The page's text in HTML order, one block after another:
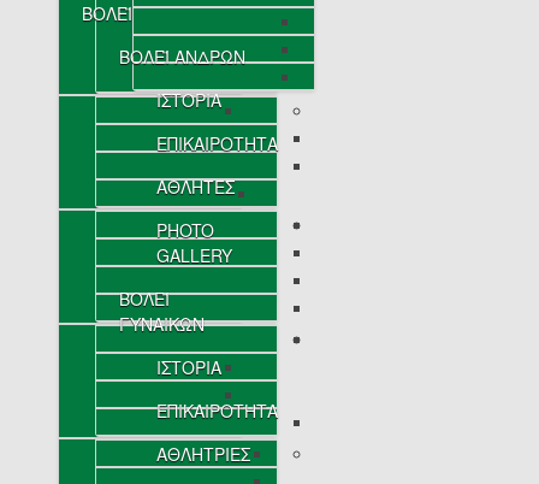
ΒΟΛΕΪ
ΒΟΛΕΪ ΑΝΔΡΩΝ
ΙΣΤΟΡΙΑ
ΕΠΙΚΑΙΡΟΤΗΤΑ
ΑΘΛΗΤΕΣ
PHOTO
GALLERY
ΒΟΛΕΪ
ΓΥΝΑΙΚΩΝ
ΙΣΤΟΡΙΑ
ΕΠΙΚΑΙΡΟΤΗΤΑ
ΑΘΛΗΤΡΙΕΣ